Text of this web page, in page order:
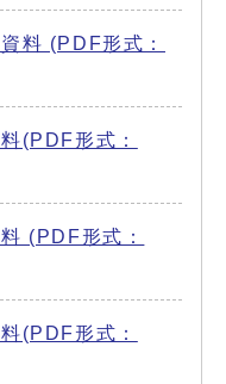
料 (PDF形式：
(PDF形式：
(PDF形式：
(PDF形式：